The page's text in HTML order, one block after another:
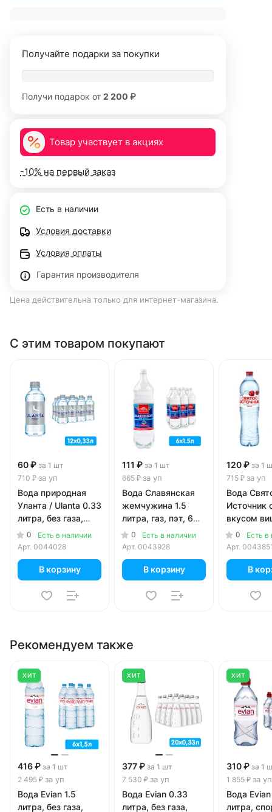
Получайте подарки за покупки
Получи подарок от 2 200 ₽
Товар участвует в акциях
-10% на первый заказ
Есть в наличии
Условия доставки
Условия оплаты
Гарантия производителя
Цена действительна только для интернет-магазина.
С этим товаром покупают
60 ₽ за 1 шт
710 ₽ за уп
Вода природная
Уланта / Ulanta 0.33
литра, без газа,
пэт, 12 шт. в уп.
0
Есть в наличии
Арт. 0044028
В корзину
111 ₽ за 1 шт
665 ₽ за уп
Вода Славянская
жемчужина 1.5
литра, газ, пэт, 6
шт. в уп.
0
Есть в наличии
Арт. 0043928
В корзину
120 ₽ за 1
715 ₽ за уп
Вода
Источник
вкусом
литра, без
пэт, 6 шт.
0
Есть в
Арт.
В
Рекомендуем также
ХИТ
416 ₽ за 1 шт
2 495 ₽ за уп
Вода Evian 1.5
литра, без газа,
ХИТ
377 ₽ за 1 шт
7 530 ₽ за уп
Вода Evian 0.33
литра, без газа,
ХИТ
310 ₽ за 1
1 855 ₽ за уп
Вода
литра,